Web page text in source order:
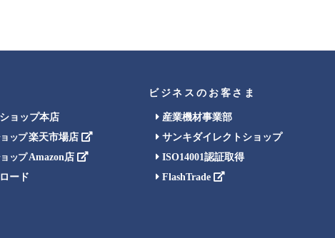
ョップ本店
ップ楽天市場店
ップAmazon店
ード
ビジネスのお客さま
産業機材事業部
サンキダイレクトショップ
ISO14001認証取得
FlashTrade